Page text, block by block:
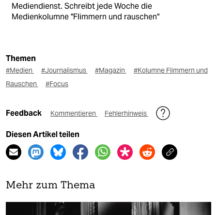
Mediendienst. Schreibt jede Woche die
Medienkolumne "Flimmern und rauschen"
Themen
#Medien #Journalismus #Magazin
#Kolumne Flimmern und
Rauschen
#Focus
Feedback Kommentieren Fehlerhinweis
Diesen Artikel teilen
Mehr zum Thema